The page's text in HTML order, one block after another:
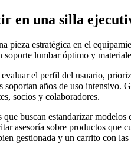
en una silla
pieza estratégica en el
lumbar óptimo y
el perfil del usuario,
soportan años de uso intensivo.
socios y colaboradores.
que buscan estandarizar
asesoría sobre productos que
gestionada y un carrito con